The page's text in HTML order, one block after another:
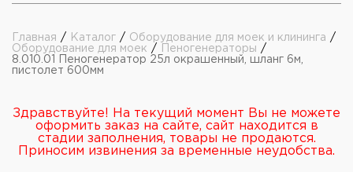
Главная / Каталог / Оборудование для моек и клининга /
Оборудование для моек / Пеногенераторы /
8.010.01 Пеногенератор 25л окрашенный, шланг 6м,
пистолет 600мм
Здравствуйте! На текущий момент Вы не можете
оформить заказ на сайте, сайт находится в
стадии заполнения, товары не продаются.
Приносим извинения за временные неудобства.